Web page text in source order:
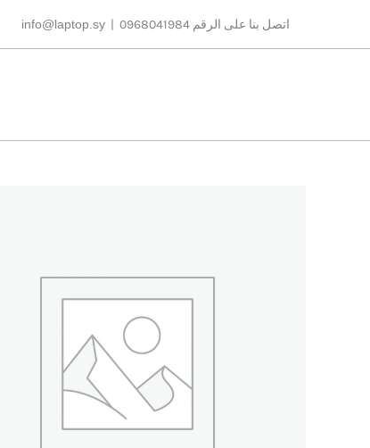
اتصل بنا على الرقم 0968041984 |
info@laptop.sy